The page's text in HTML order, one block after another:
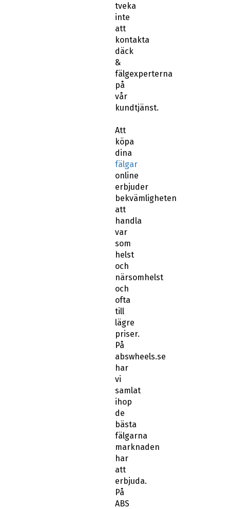
tveka
inte
att
kontakta
däck
&
fälgexperterna
på
vår
kundtjänst.
Att
köpa
dina
fälgar
online
erbjuder
bekvämligheten
att
handla
var
som
helst
och
närsomhelst
och
ofta
till
lägre
priser.
På
abswheels.se
har
vi
samlat
ihop
de
bästa
fälgarna
marknaden
har
att
erbjuda.
På
ABS